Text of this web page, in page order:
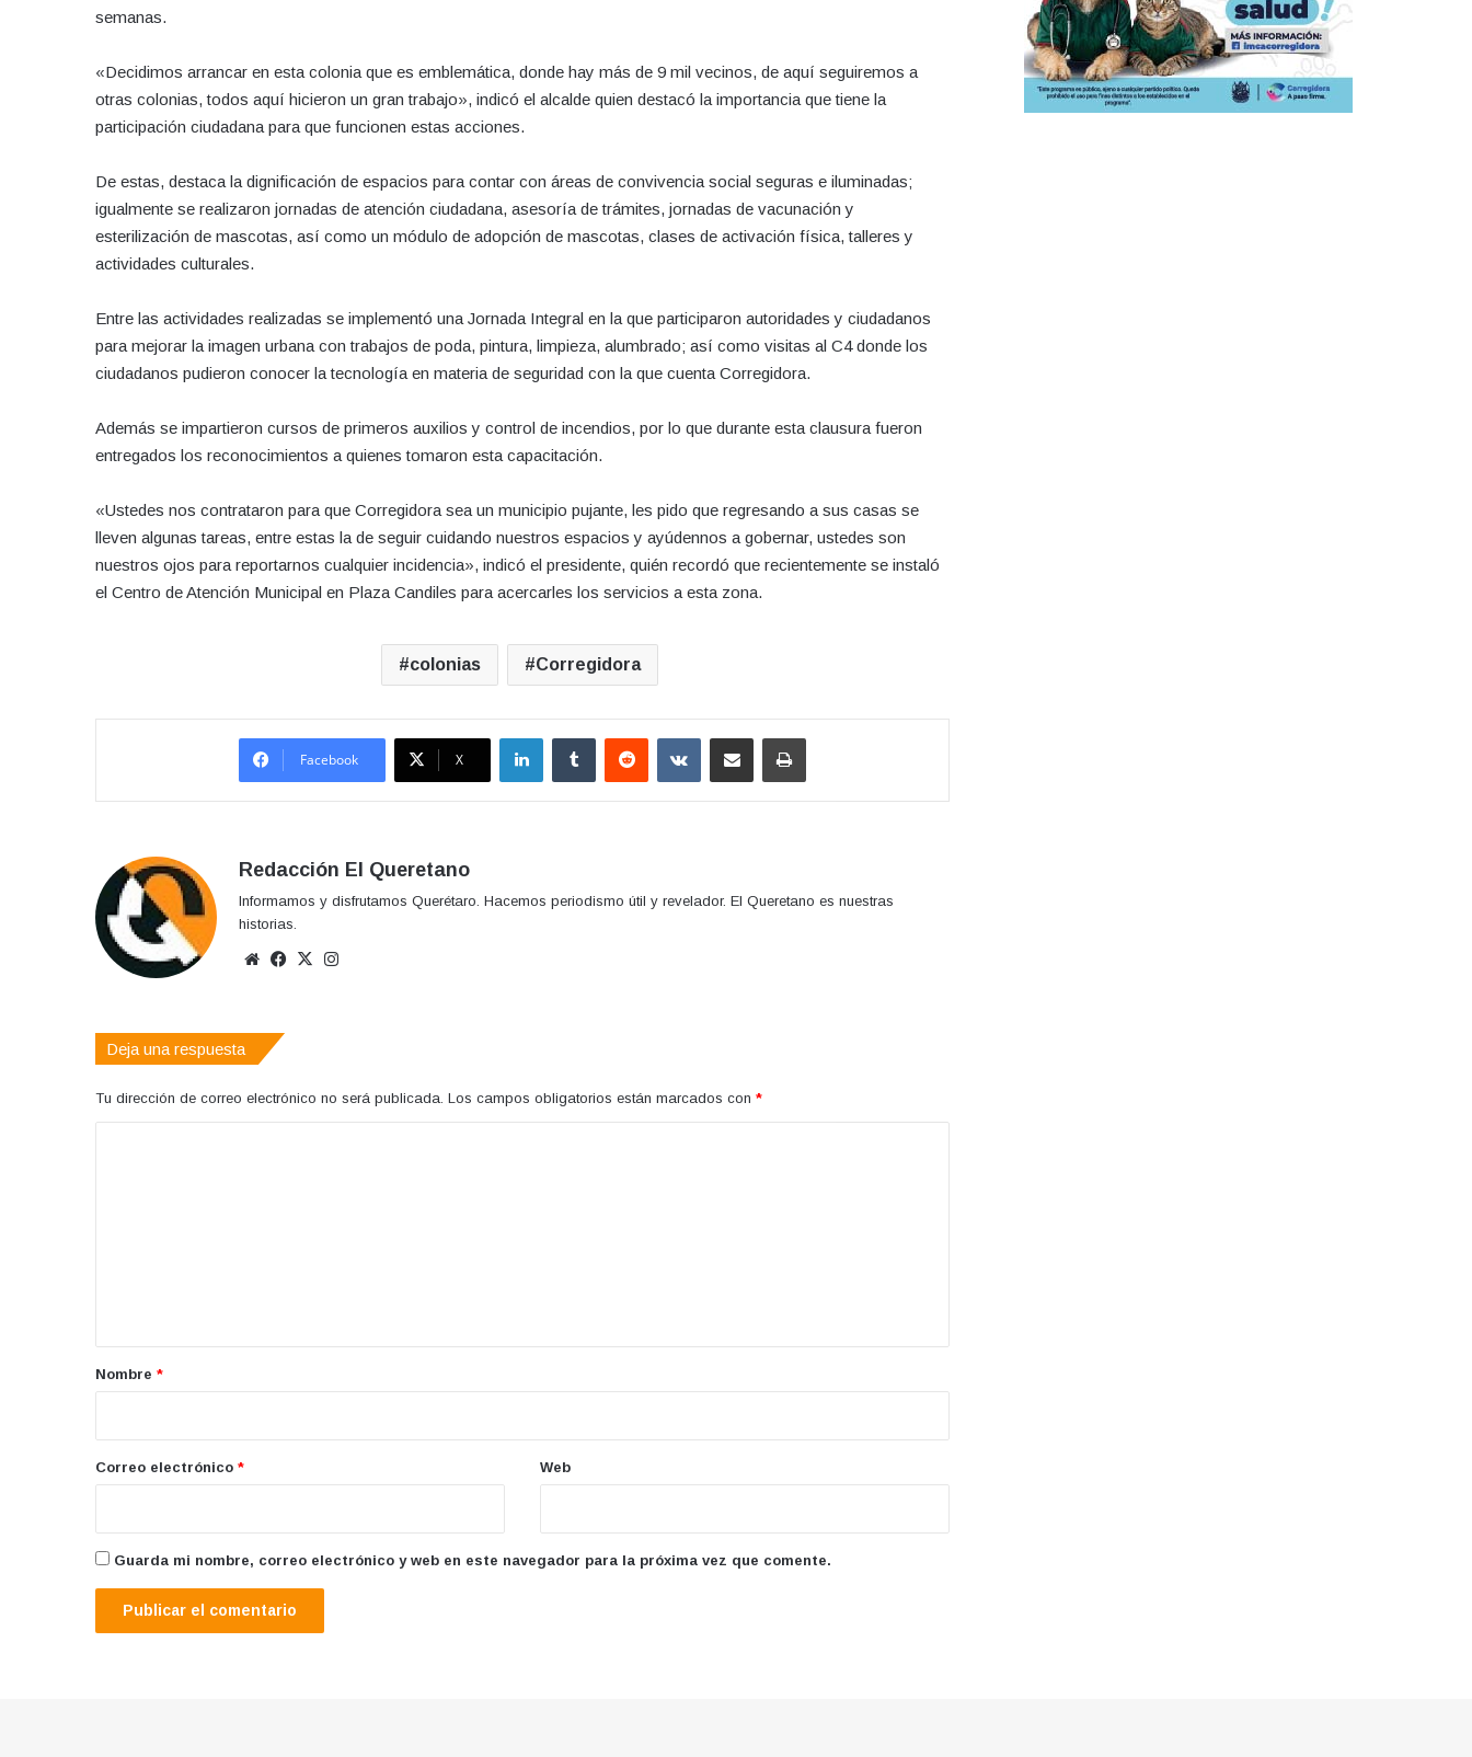
semanas.
«Decidimos arrancar en esta colonia que es emblemática, donde hay más de 9 mil vecinos, de aquí seguiremos a
otras colonias, todos aquí hicieron un gran trabajo», indicó el alcalde quien destacó la importancia que tiene la
participación ciudadana para que funcionen estas acciones.
De estas, destaca la dignificación de espacios para contar con áreas de convivencia social seguras e iluminadas;
igualmente se realizaron jornadas de atención ciudadana, asesoría de trámites, jornadas de vacunación y
esterilización de mascotas, así como un módulo de adopción de mascotas, clases de activación física, talleres y
actividades culturales.
Entre las actividades realizadas se implementó una Jornada Integral en la que participaron autoridades y ciudadanos
para mejorar la imagen urbana con trabajos de poda, pintura, limpieza, alumbrado; así como visitas al C4 donde los
ciudadanos pudieron conocer la tecnología en materia de seguridad con la que cuenta Corregidora.
Además se impartieron cursos de primeros auxilios y control de incendios, por lo que durante esta clausura fueron
entregados los reconocimientos a quienes tomaron esta capacitación.
«Ustedes nos contrataron para que Corregidora sea un municipio pujante, les pido que regresando a sus casas se
lleven algunas tareas, entre estas la de seguir cuidando nuestros espacios y ayúdennos a gobernar, ustedes son
nuestros ojos para reportarnos cualquier incidencia», indicó el presidente, quién recordó que recientemente se instaló
el Centro de Atención Municipal en Plaza Candiles para acercarles los servicios a esta zona.
colonias Corregidora
Facebook X
LinkedInTumblr Reddit VKontakteCompartir por correo electrónicoImprimir
Redacción El Queretano
Informamos y disfrutamos Querétaro. Hacemos periodismo útil y revelador. El Queretano es nuestras
historias.
Sitio
Facebook
X
Deja una respuesta
Tu dirección de correo electrónico no será publicada. Los campos obligatorios están marcados con *
r
*
Nombre *
Correo electrónico * Web
Guarda mi nombre, correo electrónico y web en este navegador para la próxima vez que comente.